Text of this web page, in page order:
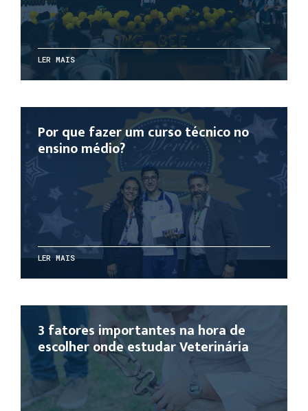
LER MAIS
Por que fazer um curso técnico no
ensino médio?
LER MAIS
3 fatores importantes na hora de
escolher onde estudar Veterinária